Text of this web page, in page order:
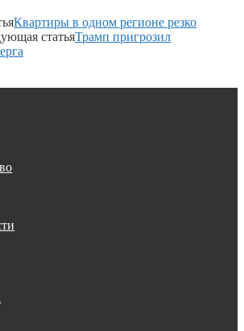
Квартиры в одном регионе резко
статьяТрамп пригрозил